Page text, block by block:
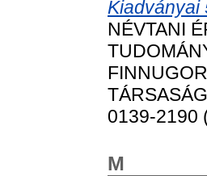
Kiadványai
NÉVTANI
0139-2190
M